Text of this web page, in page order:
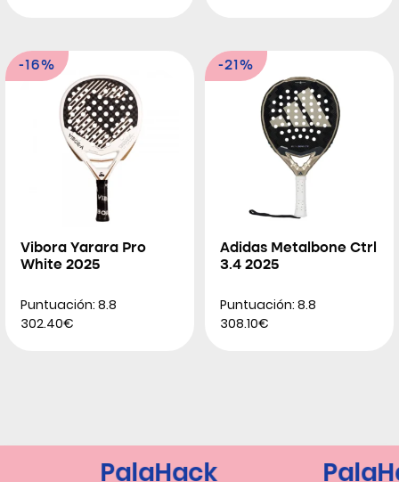
-16%
Vibora Yarara Pro
White 2025
Puntuación: 8.8
302.40€
-21%
Adidas Metalbone Ctrl
3.4 2025
Puntuación: 8.8
308.10€